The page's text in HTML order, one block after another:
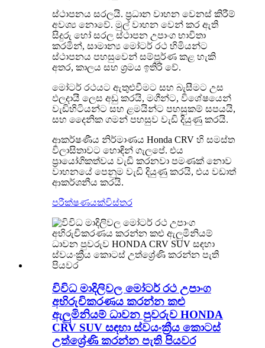
ස්ථාපනය සරලයි. ප්‍රධාන වාහන වෙනස් කිරීම්
අවශ්‍ය නොවේ. මුල් වාහන වෙන් කර ඇති
සිදුරු හෝ සරල ස්ථාපන උපාංග භාවිතා
කරමින්, සාමාන්‍ය මෝටර් රථ හිමියන්ට
ස්ථාපනය පහසුවෙන් සම්පූර්ණ කළ හැකි
අතර, කාලය සහ ශ්‍රමය ඉතිරි වේ.
මෝටර් රථයට ඇතුළුවීමට සහ බැසීමට උස
ඵලදායී ලෙස අඩු කරයි, මගීන්ට, විශේෂයෙන්
වැඩිහිටියන්ට සහ ළමයින්ට පහසුකම් සපයයි,
සහ දෛනික ගමන් පහසුව වැඩි දියුණු කරයි.
ආකර්ෂණීය නිර්මාණය Honda CRV හි සමස්ත
විලාසිතාවට හොඳින් ගැලපේ. එය
ප්‍රායෝගිකත්වය වැඩි කරනවා පමණක් නොව
වාහනයේ පෙනුම වැඩි දියුණු කරයි, එය වඩාත්
ආකර්ශනීය කරයි.
පරීක්ෂණයක්විස්තර
විවිධ මාදිලිවල මෝටර් රථ උපාංග
අභිරුචිකරණය කරන්න කළු
ඇලුමිනියම් ධාවන පුවරුව HONDA
CRV SUV සඳහා ස්වයංක්‍රීය කොටස්
උත්ශ්‍රේණි කරන්න පැති පියවර